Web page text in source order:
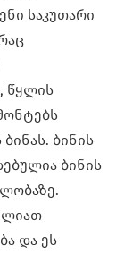
საკუთარი
წყლის
ბინის
ბინის
და ეს